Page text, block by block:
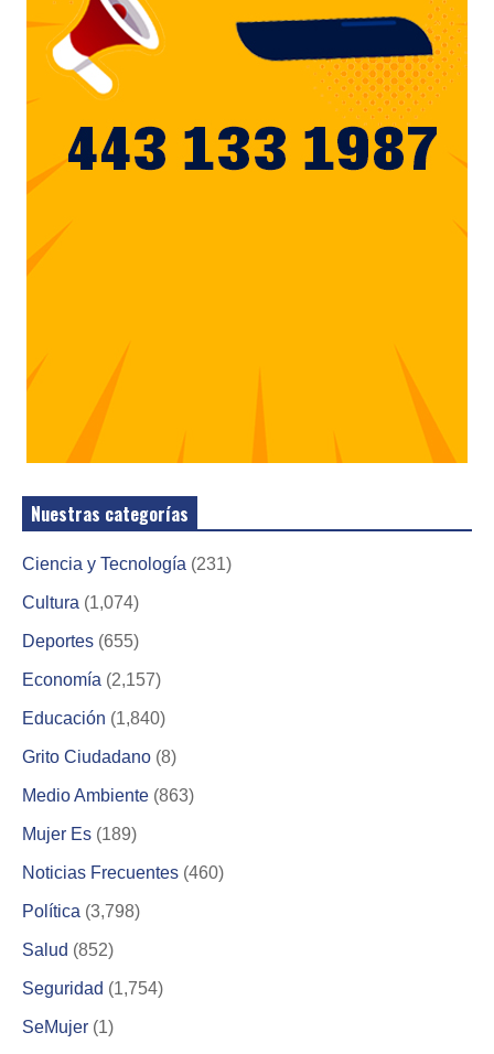
Nuestras categorías
Ciencia y Tecnología (231)
Cultura (1,074)
Deportes (655)
Economía (2,157)
Educación (1,840)
Grito Ciudadano (8)
Medio Ambiente (863)
Mujer Es (189)
Noticias Frecuentes (460)
Política (3,798)
Salud (852)
Seguridad (1,754)
SeMujer (1)